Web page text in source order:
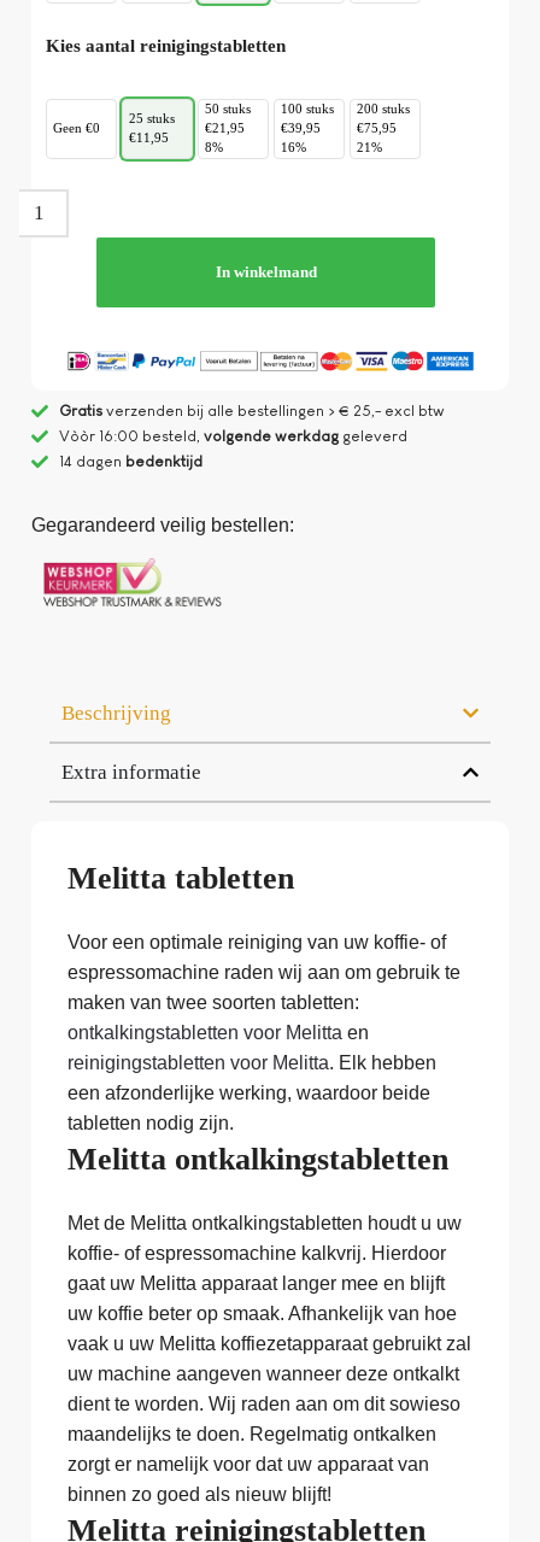
Kies aantal reinigingstabletten
Geen €0
25 stuks
€11,95
50 stuks
€21,95
8%
100 stuks
€39,95
16%
200 stuks
€75,95
21%
In winkelmand
Gratisverzenden bij alle bestellingen > € 25,- excl btw
Vòòr 16:00 besteld, volgende werkdaggeleverd
14 dagen bedenktijd
Gegarandeerd veilig bestellen:
Beschrijving
Extra informatie
Melitta tabletten
Voor een optimale reiniging van uw koffie- of
espressomachine raden wij aan om gebruik te
maken van twee soorten tabletten:
ontkalkingstabletten voor Melitta en
reinigingstabletten voor Melitta. Elk hebben
een afzonderlijke werking, waardoor beide
tabletten nodig zijn.
Melitta ontkalkingstabletten
Met de Melitta ontkalkingstabletten houdt u uw
koffie- of espressomachine kalkvrij. Hierdoor
gaat uw Melitta apparaat langer mee en blijft
uw koffie beter op smaak. Afhankelijk van hoe
vaak u uw Melitta koffiezetapparaat gebruikt zal
uw machine aangeven wanneer deze ontkalkt
dient te worden. Wij raden aan om dit sowieso
maandelijks te doen. Regelmatig ontkalken
zorgt er namelijk voor dat uw apparaat van
binnen zo goed als nieuw blijft!
Melitta reinigingstabletten